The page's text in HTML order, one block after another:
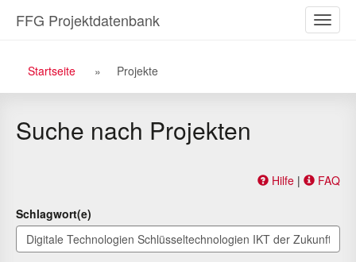
den
Inhalt
ein-/
FFG Projektdatenbank
Breadcrumb
Navigation
Startseite Projekte
Suche nach Projekten
Hilfe | FAQ
Schlagwort(e)